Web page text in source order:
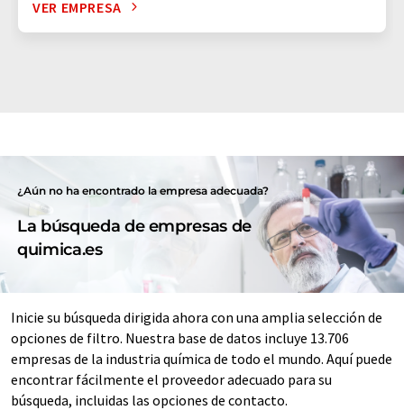
VER EMPRESA
¿Aún no ha encontrado la empresa adecuada?
La búsqueda de empresas de
quimica.es
Inicie su búsqueda dirigida ahora con una amplia selección de
opciones de filtro. Nuestra base de datos incluye 13.706
empresas de la industria química de todo el mundo. Aquí puede
encontrar fácilmente el proveedor adecuado para su
búsqueda, incluidas las opciones de contacto.